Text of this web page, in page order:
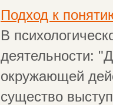
Подход к
В
деятельности:
окружающей
существо